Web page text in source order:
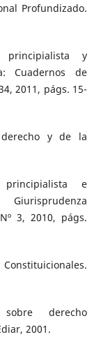
Profundizado.
principialista y
Cuadernos de
2011, págs. 15-
derecho y de la
principialista e
3, 2010, págs.
sobre derecho
2001.